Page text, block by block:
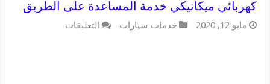
كهربائي ميكانيكي خدمة المساعدة على الطريق
مايو 12, 2020 خدمات سيارات التعليقات